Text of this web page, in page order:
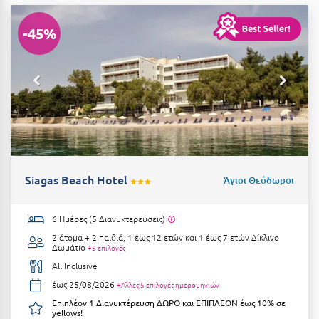
Κοζάνη
Κοκκώνι Κορινθίας
Κόνιτσα
Κόρινθος
Κορώνη
Κρήτη
Κρουαζιέρες
Κύθηρα
Κυλλήνη
-45%
Siagas Beach Hotel Άγιοι Θεόδωροι
6 Ημέρες (5 Διανυκτερεύσεις)
2 άτομα + 2 παιδιά, 1 έως 12 ετών και 1 έως 7 ετώνΔίκλινο
Δωμάτιο +5 επιλογές
All Inclusive
έως 25/08/2026 +Άλλες 5 επιλογές ημερομηνιών
Επιπλέον 1 Διανυκτέρευση ΔΩΡΟ και ΕΠΙΠΛΕΟΝ έως 10% σε
yellows!